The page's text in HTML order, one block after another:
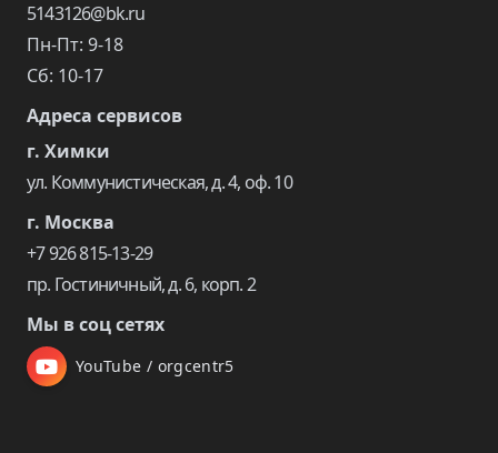
5143126@bk.ru
Пн-Пт: 9-18
Сб: 10-17
Адреса сервисов
г. Химки
ул. Коммунистическая, д. 4, оф. 10
г. Москва
+7 926 815-13-29
пр. Гостиничный, д. 6, корп. 2
Мы в соц сетях
YouTube / orgcentr5